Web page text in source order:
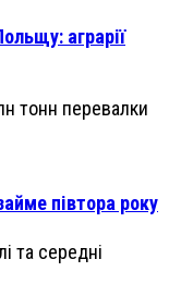
аграрії
півтора року